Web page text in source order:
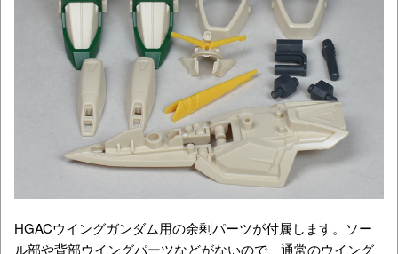
HGACウイングガンダム用の余剰パーツが付属します。ソー
ル部や背部ウイングパーツなどがないので、通常のウイング